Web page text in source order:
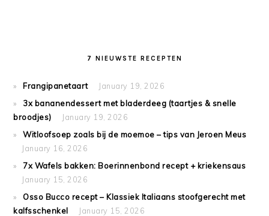
7 NIEUWSTE RECEPTEN
Frangipanetaart
January 19, 2026
3x bananendessert met bladerdeeg (taartjes & snelle
broodjes)
January 19, 2026
Witloofsoep zoals bij de moemoe – tips van Jeroen Meus
January 16, 2026
7x Wafels bakken: Boerinnenbond recept + kriekensaus
January 15, 2026
Osso Bucco recept – Klassiek Italiaans stoofgerecht met
kalfsschenkel
January 15, 2026